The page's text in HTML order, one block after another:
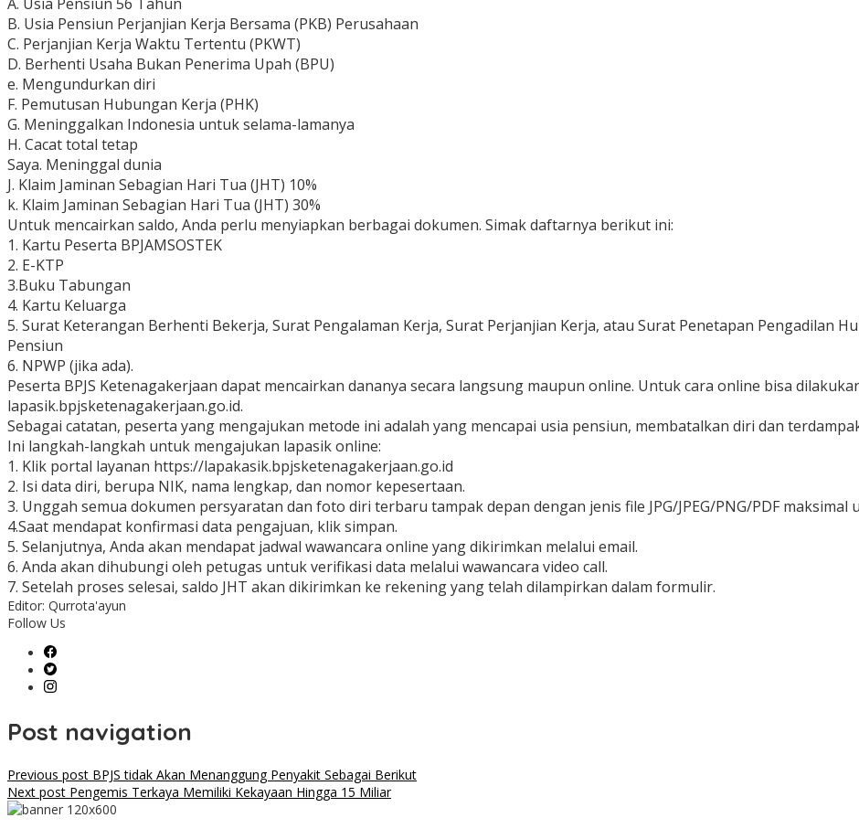
B. Usia Pensiun Perjanjian Kerja Bersama (PKB) Perusahaan
C. Perjanjian Kerja Waktu Tertentu (PKWT)
D. Berhenti Usaha Bukan Penerima Upah (BPU)
e. Mengundurkan diri
F. Pemutusan Hubungan Kerja (PHK)
G. Meninggalkan Indonesia untuk selama-lamanya
H. Cacat total tetap
Saya. Meninggal dunia
J. Klaim Jaminan Sebagian Hari Tua (JHT) 10%
k. Klaim Jaminan Sebagian Hari Tua (JHT) 30%
Untuk mencairkan saldo, Anda perlu menyiapkan berbagai dokumen. Simak daftarnya berikut ini:
1. Kartu Peserta BPJAMSOSTEK
2. E-KTP
3.Buku Tabungan
4. Kartu Keluarga
5. Surat Keterangan Berhenti Bekerja, Surat Pengalaman Kerja, Surat Perjanjian Kerja, atau Surat Penetapan Pengadilan
Pensiun
6. NPWP (jika ada).
Peserta BPJS Ketenagakerjaan dapat mencairkan dananya secara langsung maupun online. Untuk cara online bisa
lapasik.bpjsketenagakerjaan.go.id.
Sebagai catatan, peserta yang mengajukan metode ini adalah yang mencapai usia pensiun, membatalkan diri dan
Ini langkah-langkah untuk mengajukan lapasik online:
1. Klik portal layanan https://lapakasik.bpjsketenagakerjaan.go.id
2. Isi data diri, berupa NIK, nama lengkap, dan nomor kepesertaan.
3. Unggah semua dokumen persyaratan dan foto diri terbaru tampak depan dengan jenis file JPG/JPEG/PNG/PDF maksimal
4.Saat mendapat konfirmasi data pengajuan, klik simpan.
5. Selanjutnya, Anda akan mendapat jadwal wawancara online yang dikirimkan melalui email.
6. Anda akan dihubungi oleh petugas untuk verifikasi data melalui wawancara video call.
7. Setelah proses selesai, saldo JHT akan dikirimkan ke rekening yang telah dilampirkan dalam formulir.
Editor: Qurrota'ayun
Follow Us
Post navigation
Previous post BPJS tidak Akan Menanggung Penyakit Sebagai Berikut
Next post Pengemis Terkaya Memiliki Kekayaan Hingga 15 Miliar